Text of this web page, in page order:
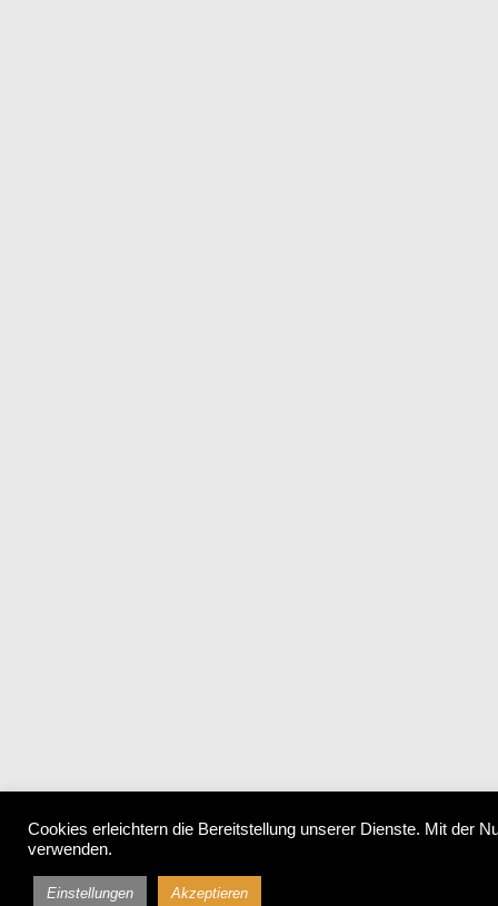
Cookies erleichtern die Bereitstellung unserer Dienste. Mit der
verwenden.
Einstellungen Akzeptieren